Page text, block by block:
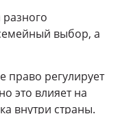
выбор, а
право регулирует
это влияет на
внутри страны.